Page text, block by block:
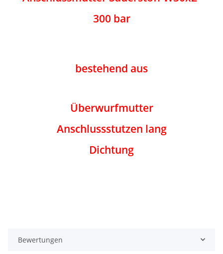
300 bar
bestehend aus
Überwurfmutter
Anschlussstutzen lang
Dichtung
Bewertungen